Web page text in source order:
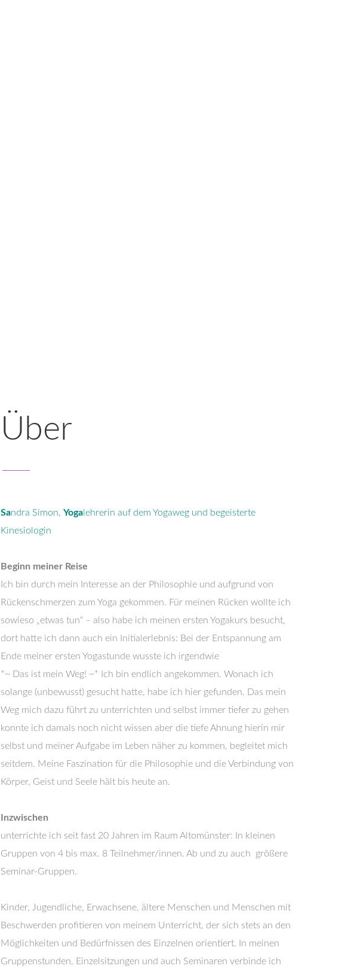
Über
Sandra Simon, Yoga lehrerin auf dem Yogaweg und begeisterte
Kinesiologin
Beginn meiner Reise
Ich bin durch mein Interesse an der Philosophie und aufgrund von
Rückenschmerzen zum Yoga gekommen. Für meinen Rücken wollte ich
sowieso „etwas tun“ – also habe ich meinen ersten Yogakurs besucht,
dort hatte ich dann auch ein Initialerlebnis: Bei der Entspannung am
Ende meiner ersten Yogastunde wusste ich irgendwie
*~ Das ist mein Weg! ~*
Ich bin endlich angekommen. Wonach ich
solange (unbewusst) gesucht hatte, habe ich hier gefunden. Das mein
Weg mich dazu führt zu unterrichten und selbst immer tiefer zu gehen
konnte ich damals noch nicht wissen aber die tiefe Ahnung hierin mir
selbst und meiner Aufgabe im Leben näher zu kommen, begleitet mich
seitdem. Meine Faszination für die Philosophie und die Verbindung von
Körper, Geist und Seele hält bis heute an.
Inzwischen
unterrichte ich seit fast 20 Jahren im Raum Altomünster: In kleinen
Gruppen von 4 bis max. 8 Teilnehmer/innen. Ab und zu auch größere
Seminar-Gruppen.
Kinder, Jugendliche, Erwachsene, ältere Menschen und Menschen mit
Beschwerden profitieren von meinem Unterricht, der sich stets an den
Möglichkeiten und Bedürfnissen des Einzelnen orientiert. In meinen
Gruppenstunden, Einzelsitzungen und auch Seminaren verbinde ich